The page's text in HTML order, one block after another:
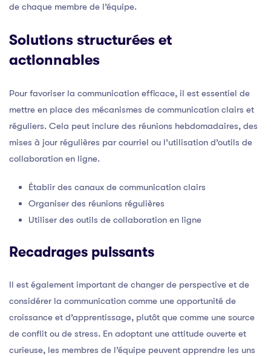
de chaque membre de l’équipe.
Solutions structurées et
actionnables
Pour favoriser la communication efficace, il est essentiel de
mettre en place des mécanismes de communication clairs et
réguliers. Cela peut inclure des réunions hebdomadaires, des
mises à jour régulières par courriel ou l’utilisation d’outils de
collaboration en ligne.
Établir des canaux de communication clairs
Organiser des réunions régulières
Utiliser des outils de collaboration en ligne
Recadrages puissants
Il est également important de changer de perspective et de
considérer la communication comme une opportunité de
croissance et d’apprentissage, plutôt que comme une source
de conflit ou de stress. En adoptant une attitude ouverte et
curieuse, les membres de l’équipe peuvent apprendre les uns